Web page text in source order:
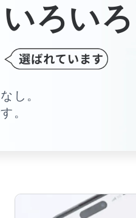
ろいろ
し。
。